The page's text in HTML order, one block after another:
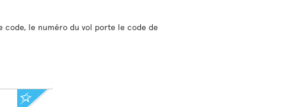
code, le numéro du vol porte le code de